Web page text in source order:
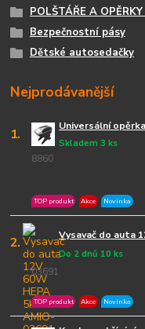
POLŠTÁŘE A
Bezpečnostní pásy
Dětské autosedačky
Nejprodávanější
1. Universální
8860
Skladem 3 ks
TOP produkt Akce Novinka
2. Vysavač do auta
03691
Do 2 dnů 10 ks
TOP produkt Akce Novinka